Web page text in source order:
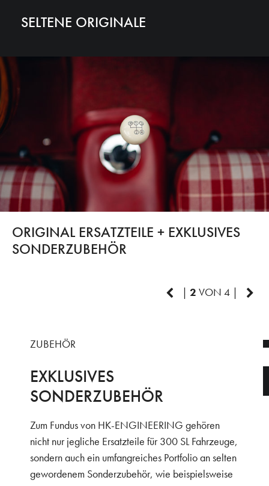
SELTENE ORIGINALE
ORIGINAL ERSATZTEILE + EXKLUSIVES
SONDERZUBEHÖR
| 2 VON 4 |
ZUBEHÖR
EXKLUSIVES
SONDERZUBEHÖR
Zum Fundus von HK-ENGINEERING gehören
nicht nur jegliche Ersatzteile für 300 SL Fahrzeuge,
sondern auch ein umfangreiches Portfolio an selten
gewordenem Sonderzubehör, wie beispielsweise